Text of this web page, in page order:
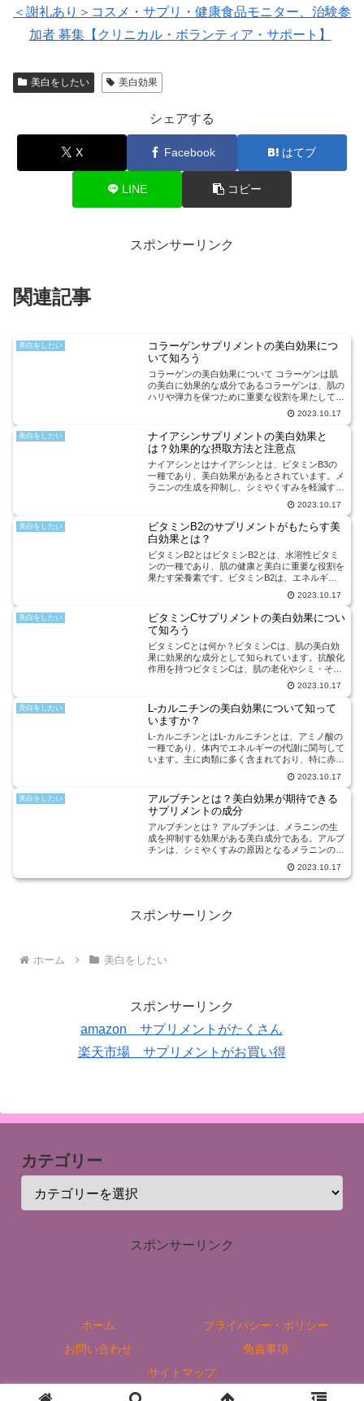
＜謝礼あり＞コスメ・サプリ・健康食品モニター、治験参
加者 募集【クリニカル・ボランティア・サポート】
美白をしたい 美白効果
シェアする
X Facebook はてブ
LINE コピー
スポンサーリンク
関連記事
美白をしたい
コラーゲンサプリメントの美白効果につ
いて知ろう
コラーゲンの美白効果について コラーゲンは肌
の美白に効果的な成分であるコラーゲンは、肌の
ハリや弾力を保つために重要な役割を果たしてい
ますが、実は美白効果も期待できる成分です。コ
ラーゲンは肌のターンオーバーを促進し、新しい
健康な肌細胞の生成を...
2023.10.17
美白をしたい
ナイアシンサプリメントの美白効果と
は？効果的な摂取方法と注意点
ナイアシンとはナイアシンとは、ビタミンB3の
一種であり、美白効果があるとされています。メ
ラニンの生成を抑制し、シミやくすみを軽減する
注目されています。ナイアシンを効果的に摂取す
るためには、サプリメ...
2023.10.17
美白をしたい
ビタミンB2のサプリメントがもたらす美
白効果とは？
ビタミンB2とはビタミンB2とは、水溶性ビタミ
ンの一種であり、肌の健康と美白に重要な役割を
果たす栄養素です。ビタミンB2は、エネルギー
代謝に関与し、細胞の再生や修復を促進する働き
があります。また、ビタミンB2は抗酸化作用も
持っており、紫外線...
2023.10.17
美白をしたい
ビタミンCサプリメントの美白効果につい
て知ろう
ビタミンCとは何か？ビタミンCは、肌の美白効
果に効果的な成分として知られています。抗酸化
作用を持つビタミンCは、肌の老化やシミ・そば
かすの原因となる活性酸素を抑制し、肌を明るく
輝かせる効果があります。そのため、多くの美容
製品やサプリメントに...
2023.10.17
美白をしたい
L-カルニチンの美白効果について知って
いますか？
L-カルニチンとはL-カルニチンとは、アミノ酸の
一種であり、体内でエネルギーの代謝に関与して
います。主に肉類に多く含まれており、特に赤身
は、脂肪酸をミトコンドリアに運び、エネルギー
の生成に関与する...
2023.10.17
美白をしたい
アルブチンとは？美白効果が期待できる
サプリメントの成分
アルブチンとは？ アルブチンは、メラニンの生
成を抑制する効果がある美白成分である。アルブ
チンは、シミやくすみの原因となるメラニンの生
線やストレスなどの刺激によって過剰に生成され
ることで、肌のトーン...
2023.10.17
スポンサーリンク
ホーム 美白をしたい
スポンサーリンク
amazon サプリメントがたくさん
楽天市場 サプリメントがお買い得
カテゴリー
スポンサーリンク
ホーム
プライバシー・ポリシー
お問い合わせ
免責事項
サイトマップ